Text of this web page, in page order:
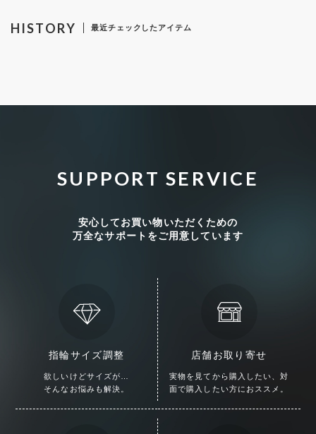
HISTORY 最近チェックしたアイテム
SUPPORT SERVICE
安心してお買い物いただくための
万全なサポートをご用意しています
指輪サイズ調整
欲しいけどサイズが…
そんなお悩みも解決。
店舗お取り寄せ
実物を見てから購入したい、対
面で購入したい方におススメ。